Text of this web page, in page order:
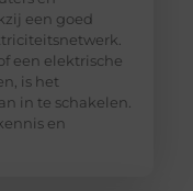
een goed
een elektrische
is het
in te schakelen.
en